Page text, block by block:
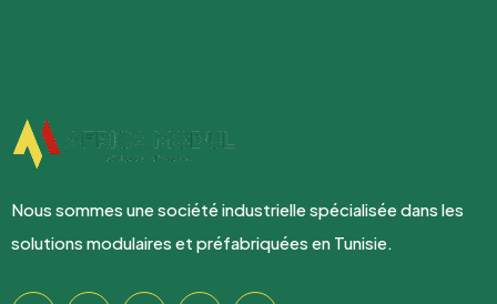
Nous sommes une société industrielle spécialisée dans les
solutions modulaires et préfabriquées en Tunisie.